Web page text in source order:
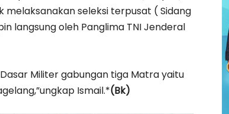
melaksanakan seleksi terpusat ( Sidang
langsung oleh Panglima TNI Jenderal
Militer gabungan tiga Matra yaitu
Ismail.*(Bk)